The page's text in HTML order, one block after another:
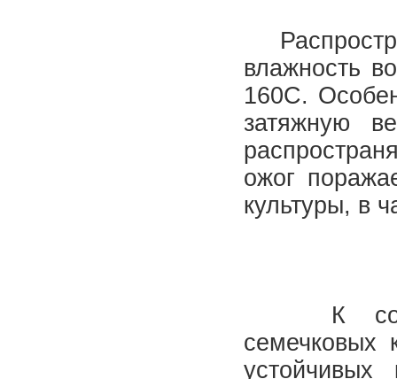
влажность
160С.
затяжную
ожог
культуры, в
К
семечковых
устойчивых